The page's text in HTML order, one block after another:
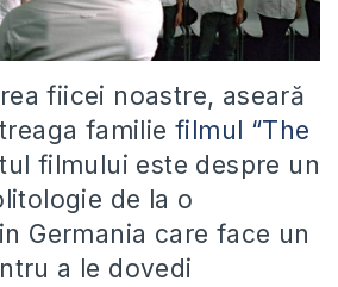
fiicei noastre, aseară
familie filmul “The
filmului este despre un
de la o
Germania care face un
a le dovedi